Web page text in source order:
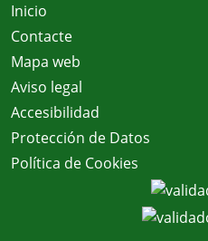
Inicio
Contacte
Mapa web
Aviso legal
Accesibilidad
Protección de Datos
Política de Cookies